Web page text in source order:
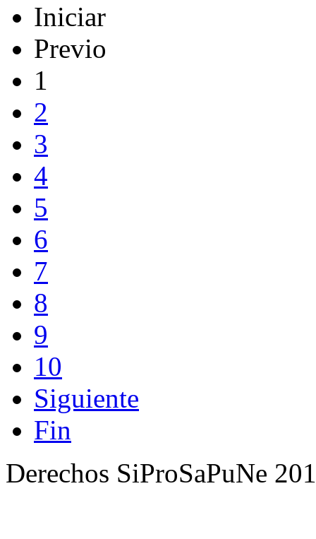
Iniciar
Previo
1
2
3
4
5
6
7
8
9
10
Siguiente
Fin
Derechos SiProSaPuNe